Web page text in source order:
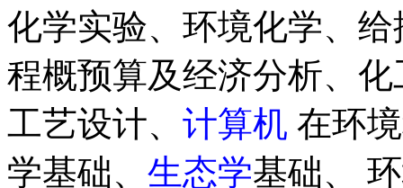
化学实验、环境化学、
程概预算及经济分析、
工艺设计、 计算机 在环
学基础、 生态学基础、